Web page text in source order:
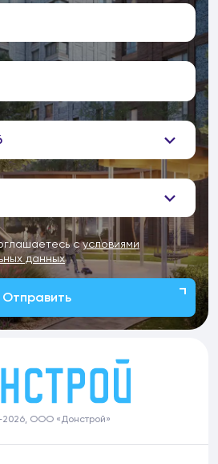
сусловиями
данных
Отправить
2026, ООО «Донстрой»